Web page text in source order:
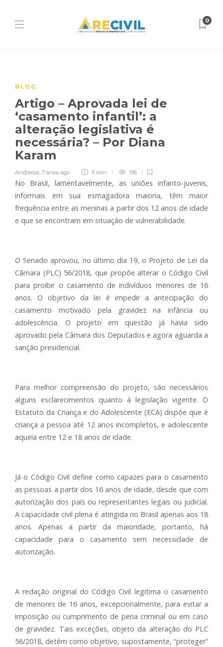
0
BLOG
Artigo – Aprovada lei de
‘casamento infantil’: a
alteração legislativa é
necessária? – Por Diana
Karam
Andressa, 7 anos ago 5 min 196
No Brasil, lamentavelmente, as uniões infanto-juvenis,
informais em sua esmagadora maioria, têm maior
frequência entre as meninas a partir dos 12 anos de idade
e que se encontram em situação de vulnerabilidade.
O Senado aprovou, no último dia 19, o Projeto de Lei da
Câmara (PLC) 56/2018, que propõe alterar o Código Civil
para proibir o casamento de indivíduos menores de 16
anos. O objetivo da lei é impedir a antecipação do
casamento motivado pela gravidez na infância ou
adolescência. O projeto em questão já havia sido
aprovado pela Câmara dos Deputados e agora aguarda a
sanção presidencial.
Para melhor compreensão do projeto, são necessários
alguns esclarecimentos quanto à legislação vigente. O
Estatuto da Criança e do Adolescente (ECA) dispõe que é
criança a pessoa até 12 anos incompletos, e adolescente
aquela entre 12 e 18 anos de idade.
Já o Código Civil define como capazes para o casamento
as pessoas a partir dos 16 anos de idade, desde que com
autorização dos pais ou representantes legais ou judicial.
A capacidade civil plena é atingida no Brasil apenas aos 18
anos. Apenas a partir da maioridade, portanto, há
capacidade para o casamento sem necessidade de
autorização.
A redação original do Código Civil legitima o casamento
de menores de 16 anos, excepcionalmente, para evitar a
imposição ou cumprimento de pena criminal ou em caso
de gravidez. Tais exceções, objeto da alteração do PLC
56/2018, detêm como objetivo, supostamente, “proteger”